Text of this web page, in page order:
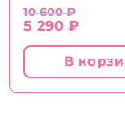
10 600₽
составляла
600 ₽.
5 290 ₽
Текущая
5
290 ₽.В